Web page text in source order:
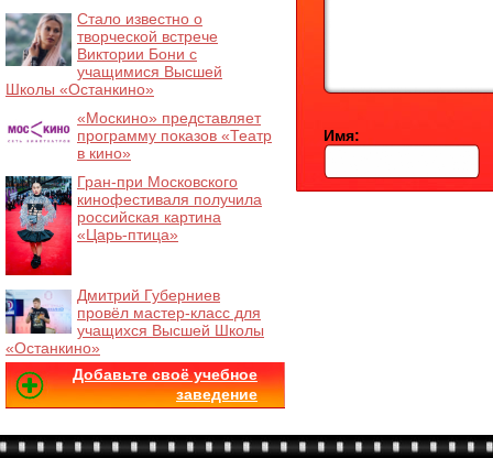
Имя:
Стало известно о
творческой встрече
Виктории Бони с
учащимися Высшей
Школы «Останкино»
«Москино» представляет
программу показов «Театр
в кино»
Гран-при Московского
кинофестиваля получила
российская картина
«Царь-птица»
Дмитрий Губерниев
провёл мастер-класс для
учащихся Высшей Школы
«Останкино»
Добавьте своё учебное
заведение